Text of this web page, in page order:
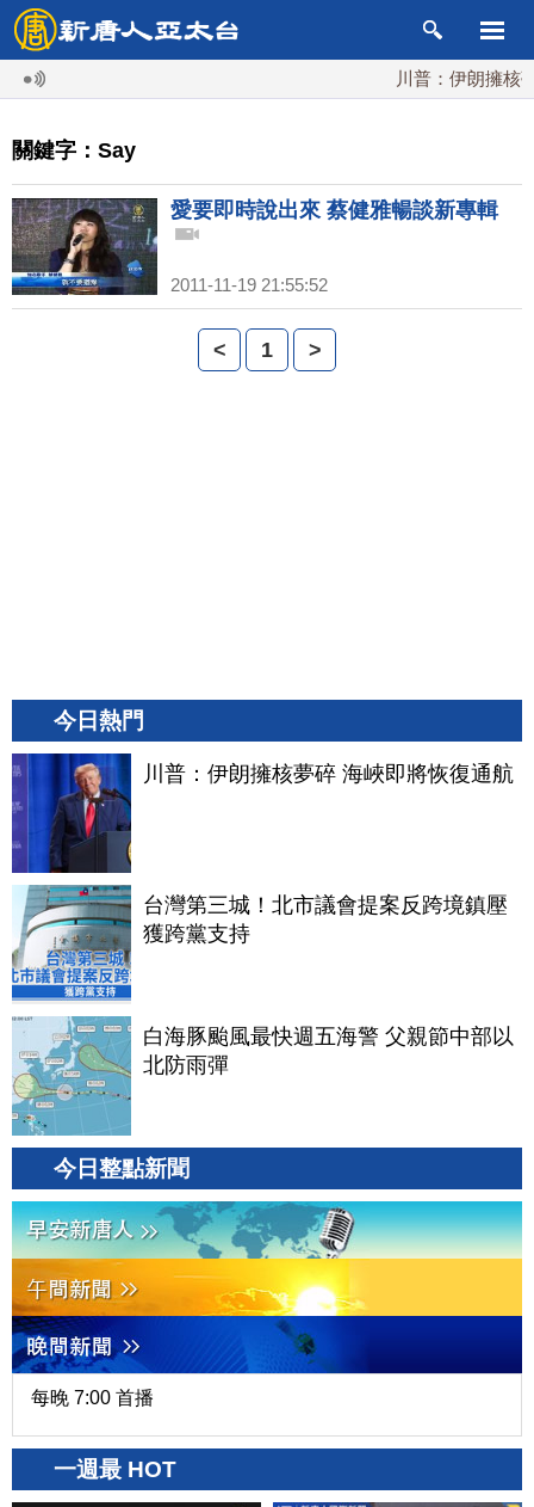
川普：伊朗擁核夢
關鍵字：Say
愛要即時說出來 蔡健雅暢談新專輯
2011-11-19 21:55:52
< 1 >
今日熱門
川普：伊朗擁核夢碎 海峽即將恢復通航
台灣第三城！北市議會提案反跨境鎮壓
獲跨黨支持
白海豚颱風最快週五海警 父親節中部以
北防雨彈
今日整點新聞
每晚 7:00 首播
一週最 HOT